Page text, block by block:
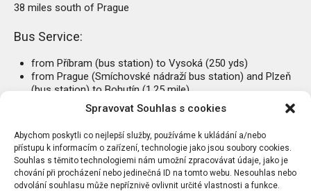
Spravovat Souhlas s cookies
Abychom poskytli co nejlepší služby, používáme k ukládání a/nebo
přístupu k informacím o zařízení, technologie jako jsou soubory cookies.
Souhlas s těmito technologiemi nám umožní zpracovávat údaje, jako je
chování při procházení nebo jedinečná ID na tomto webu. Nesouhlas nebo
odvolání souhlasu může nepříznivě ovlivnit určité vlastnosti a funkce.
38 miles south of Prague
Bus Service:
from Příbram (bus station) to Vysoká (250 yds)
from Prague (Smíchovské nádraží bus station) and Plzeň
(bus station) to Bohutín (1.25 mile)
www.jizdnirady.cz